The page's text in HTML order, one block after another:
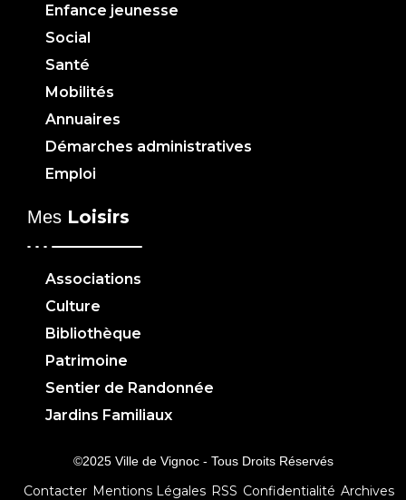
Enfance jeunesse
Social
Santé
Mobilités
Annuaires
Démarches administratives
Emploi
Mes Loisirs
Associations
Culture
Bibliothèque
Patrimoine
Sentier de Randonnée
Jardins Familiaux
©2025 Ville de Vignoc - Tous Droits Réservés
Contacter Mentions Légales RSS Confidentialité Archives